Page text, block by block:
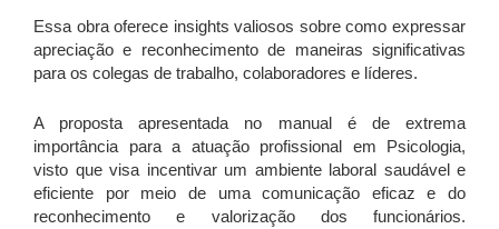
Essa obra oferece insights valiosos sobre como expressar
apreciação e reconhecimento de maneiras significativas
para os colegas de trabalho, colaboradores e líderes.
A proposta apresentada no manual é de extrema
importância para a atuação profissional em Psicologia,
visto que visa incentivar um ambiente laboral saudável e
eficiente por meio de uma comunicação eficaz e do
reconhecimento e valorização dos funcionários.